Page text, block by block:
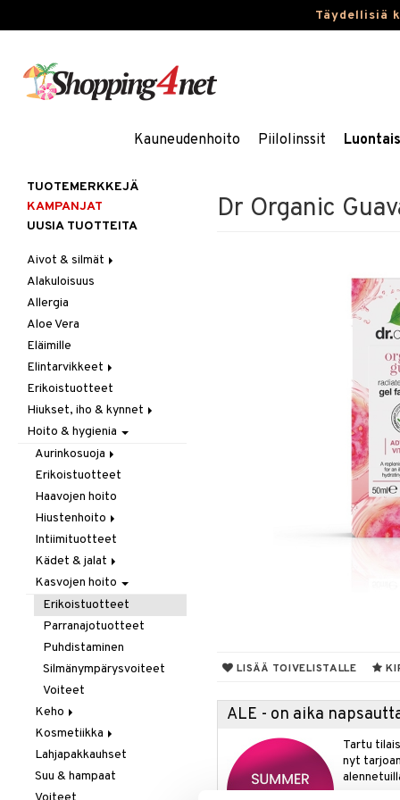
Täydellisiä
Kauneudenhoito Piilolinssit
Dr Organic
LISÄÄ TOIVELISTALLE
ALE - on aika
Tartu
nyt
TUOTEMERKKEJÄ
KAMPANJAT
UUSIA TUOTTEITA
Aivot & silmät
Muisti
Rasvahapot
Silmät
Alakuloisuus
Allergia
Aloe Vera
Eläimille
Elintarvikkeet
Hedelmät & pähkinät
Itäminen
Jauhot & leivonta
Juomat
Kookos
Makeutusaineet
Mausteet & liemet
Muut
Öljy & rasva
Pähkinä- & siementahnoja
Patukat
Rawfood
Säilytys
Snacks
Suklaa
Tee
Erikoistuotteet
Hiukset, iho & kynnet
Aurinko & pigmentti
Hiukset
Ravintolisät
Hoito & hygienia
Aurinkosuoja
Aftersun-tuotteet
Aurinkovoiteet
Huulet
Erikoistuotteet
Haavojen hoito
Hiustenhoito
Erikoistuotteet
Hoitoaineet
Sampoot
Intiimituotteet
Kädet & jalat
Jalkojen hoito
Käsien hoito
Muut tarvikkeet
Kasvojen hoito
Erikoistuotteet
Parranajotuotteet
Puhdistaminen
Silmänympärysvoiteet
Voiteet
Keho
Deodorantit
Erikoistuotteet
Eteeriset öljyt
Kosmetiikka
Huulet
Iho
Lahjapakkauhset
Suu & hampaat